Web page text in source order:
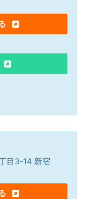
目3-14 新宿